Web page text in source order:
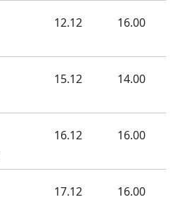
12.12 16.00
15.12 14.00
16.12 16.00
17.12 16.00